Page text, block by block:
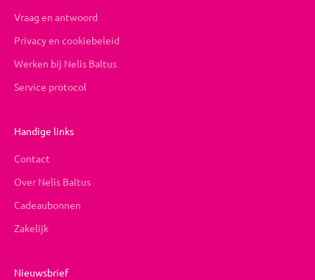
Vraag en antwoord
Privacy en cookiebeleid
Werken bij Nelis Baltus
Service protocol
Handige links
Contact
Over Nelis Baltus
Cadeaubonnen
Zakelijk
Nieuwsbrief